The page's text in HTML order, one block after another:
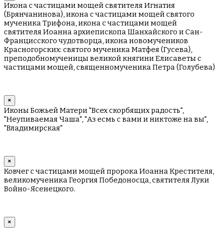
Икона с частицами мощей святителя Игнатия
(Брянчанинова), икона с частицами мощей святого
мученика Трифона, икона с частицами мощей
святителя Иоанна архиепископа Шанхайского и Сан-
Францисского чудотворца, икона новомучеников
Красногорских: святого мученика Матфея (Гусева),
преподобномученицы великой княгини Елисаветы с
частицами мощей, священномученика Петра (Голубева)
×
Иконы Божьей Матери "Всех скорбящих радость",
"Неупиваемая Чаша", "Аз есмь с вами и никтоже на вы",
"Владимирская"
×
Ковчег с частицами мощей пророка Иоанна Крестителя,
великомученика Георгия Победоносца, святителя Луки
Войно-Ясенецкого.
×